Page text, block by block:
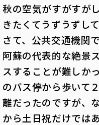
秋の空気がすがすが
きたくてうずうずし
さて、公共交通機関
阿蘇の代表的な絶景
スすることが難しか
のバス停から歩いて
離だったのですが、
から土日祝だけでは